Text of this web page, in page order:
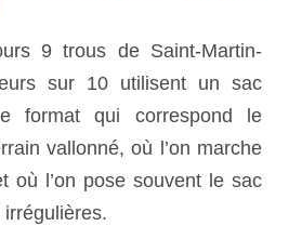
9 trous de Saint-Martin-
sur 10 utilisent un sac
format qui correspond le
vallonné, où l’on marche
où l’on pose souvent le sac